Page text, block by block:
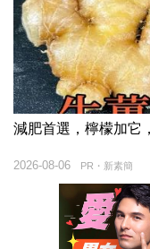
減肥首選，檸檬加它
PR・新素簡
2026-08-06